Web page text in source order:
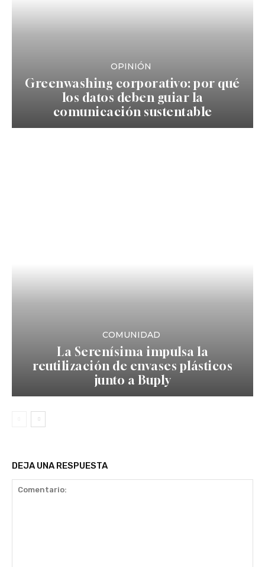
OPINIÓN
Greenwashing corporativo: por qué
los datos deben guiar la
comunicación sustentable
COMUNIDAD
La Serenísima impulsa la
reutilización de envases plásticos
junto a Buply
DEJA UNA RESPUESTA